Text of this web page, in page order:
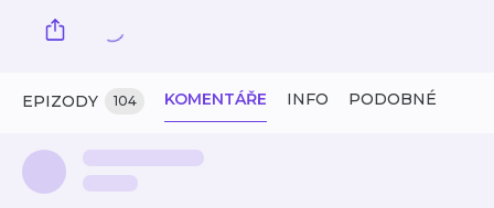
EPIZODY 104 KOMENTÁŘE INFO PODOBNÉ